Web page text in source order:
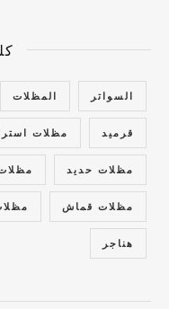
السواتر المظلات
قرميد مظلات
مظلات حديد
مظلات قماش
هناجر